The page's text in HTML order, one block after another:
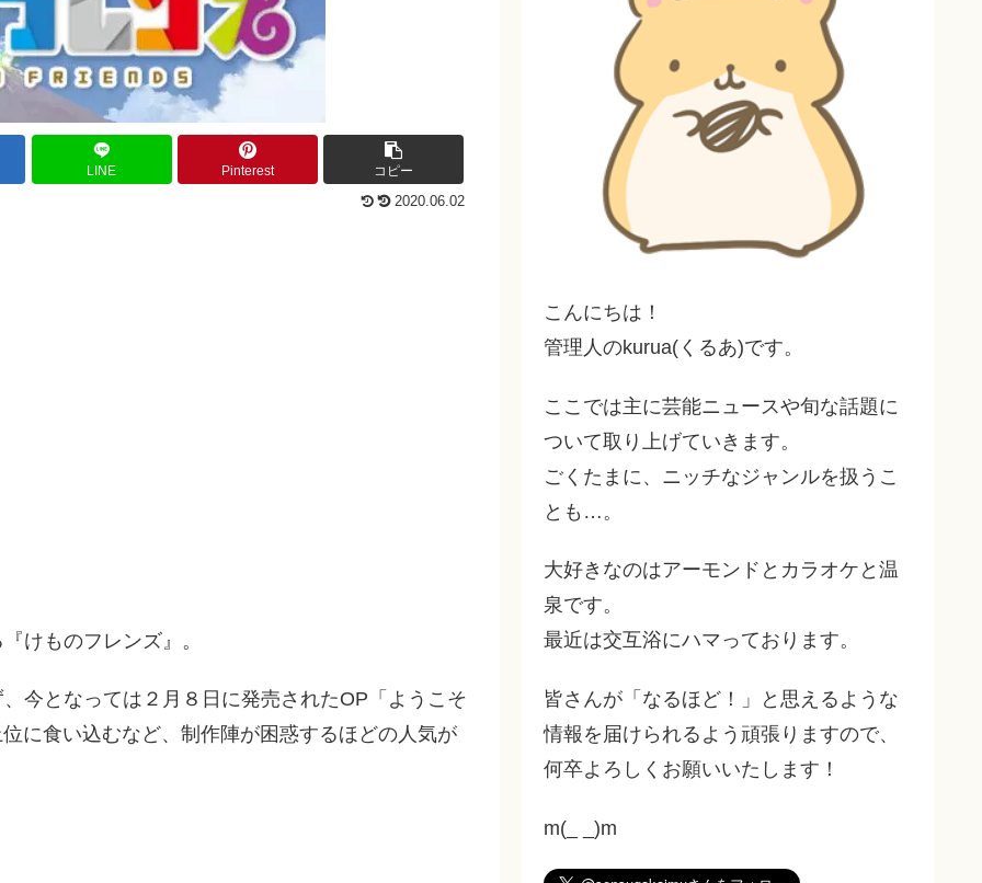
LINE Pinterest
コピー
2020.06.02
けものフレンズ』。
今となっては２月８日に発売されたOP「ようこそ
に食い込むなど、制作陣が困惑するほどの人気が
こんにちは！
管理人のkurua(くるあ)です。
ここでは主に芸能ニュースや旬な話題に
ついて取り上げていきます。
ごくたまに、ニッチなジャンルを扱うこ
とも…。
大好きなのはアーモンドとカラオケと温
泉です。
最近は交互浴にハマっております。
皆さんが「なるほど！」と思えるような
情報を届けられるよう頑張りますので、
何卒よろしくお願いいたします！
m(_ _)m